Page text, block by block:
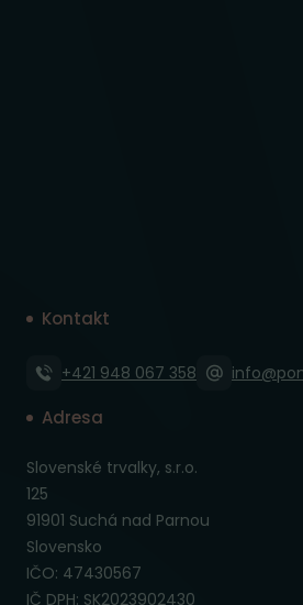
Kontakt
+421 948 067 358
Adresa
Slovenské trvalky, s.r.o.
125
91901 Suchá nad Parnou
Slovensko
IČO: 47430567
IČ DPH: SK2023902430